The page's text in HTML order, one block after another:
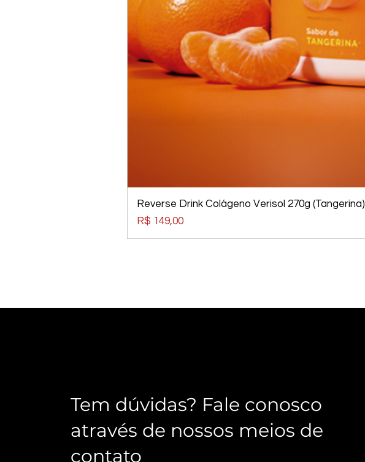
Reverse Drink Colágeno Verisol 270g (Tangerina)
Preço
R$ 149,00
Tem dúvidas? Fale conosco
através de nossos meios de
contato